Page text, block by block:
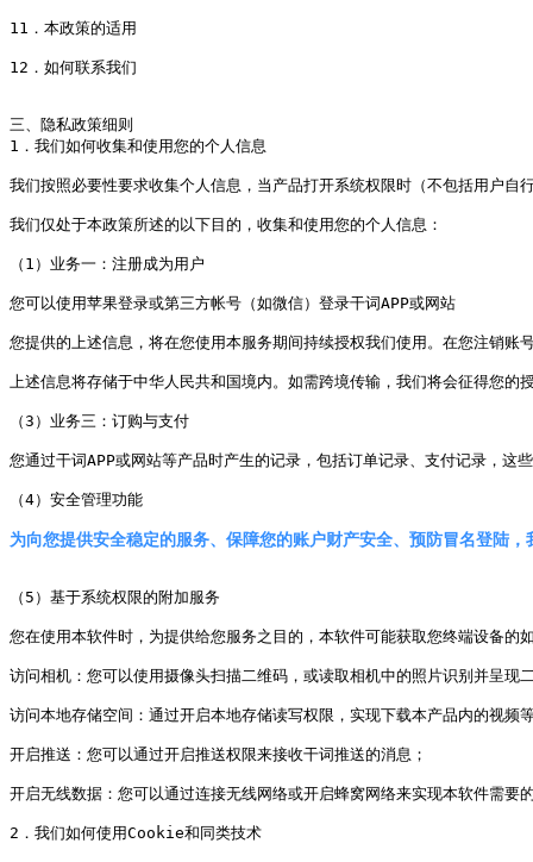
11．本政策的适用
12．如何联系我们
三、隐私政策细则
1．我们如何收集和使用您的个人信息
我们按照必要性要求收集个人信息，当产品打开系统权限时（不包括用户
我们仅处于本政策所述的以下目的，收集和使用您的个人信息：
（1）业务一：注册成为用户
您可以使用苹果登录或第三方帐号（如微信）登录干词APP或网站
您提供的上述信息，将在您使用本服务期间持续授权我们使用。在您注销账
上述信息将存储于中华人民共和国境内。如需跨境传输，我们将会征得您的
（3）业务三：订购与支付
您通过干词APP或网站等产品时产生的记录，包括订单记录、支付记录，
（5）基于系统权限的附加服务
您在使用本软件时，为提供给您服务之目的，本软件可能获取您终端设备的
访问相机：您可以使用摄像头扫描二维码，或读取相机中的照片识别并呈现
访问本地存储空间：通过开启本地存储读写权限，实现下载本产品内的视
开启推送：您可以通过开启推送权限来接收干词推送的消息；
开启无线数据：您可以通过连接无线网络或开启蜂窝网络来实现本软件需要
2．我们如何使用Cookie和同类技术